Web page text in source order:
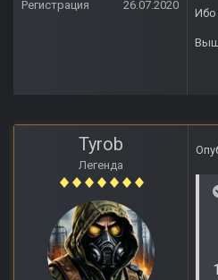
Регистрация
26.07.2020
Ибо
Tyrob
Легенда